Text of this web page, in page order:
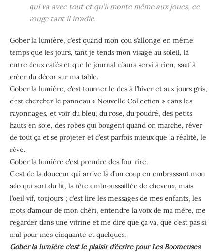
qui va avec tout et qu’il monte même aux joues, ce
rouge tant il irradie.
Gober la lumière, c’est quand mon cou s’allonge en même
temps que les jours, tant je tends mon visage au soleil, là
entre deux cafés et que le journal n’aura servi à rien, sauf à
créer du décor sur ma table.
Gober la lumière, c’est tourner le dos à l’hiver et aux jours gris,
c’est chercher le panneau « Nouvelle Collection » dans les
rayonnages, et voir du bleu, du rose, du poudré, des petits
hauts en soie, des robes qui bougent quand on marche, rêver
de tout ça et se projeter et c’est parfois mieux que la réalité, le
rêve.
Gober la lumière c’est prendre des fou-rire.
C’est de la douceur qui arrive là d’un coup en embrassant mon
ado qui sort du lit, la tête embroussaillée de cheveux, mais
l’oeil vif, toujours ; c’est lire les messages de mes enfants, les
mots d’amour de mon chéri, entendre la voix de ma mère, me
regarder dans une vitrine et me dire que ça va, que c’est pas si
mal pour mes cinquante et quelques.
Gober la lumière c’est le plaisir d’écrire pour Les Boomeuses,